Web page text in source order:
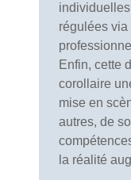
régulées
Enfin, cette
corollaire
mise en
autres, de
la réalité